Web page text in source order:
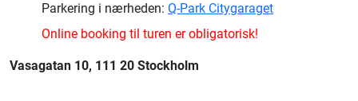
Parkering i nærheden: Q-Park Citygaraget
Online booking til turen er obligatorisk!
Vasagatan 10, 111 20 Stockholm